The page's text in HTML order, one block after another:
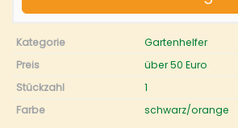
Kategorie
Gartenhelfer
Preis
über 50 Euro
Stückzahl
1
Farbe
schwarz/orange